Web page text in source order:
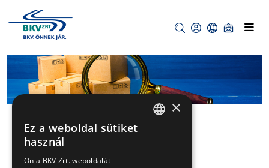
HÉV KERÉKPÁR
×
Ez a weboldal sütiket
használ
Ön a BKV Zrt. weboldalát